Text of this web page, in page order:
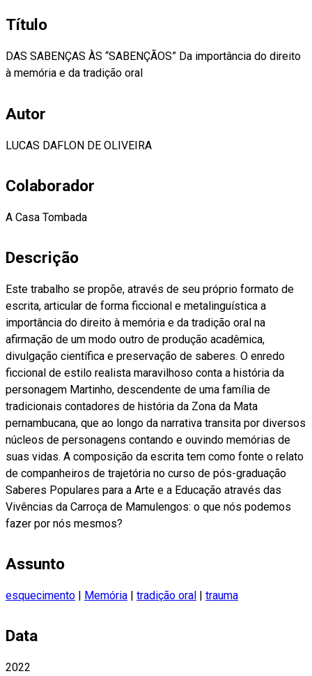
Título
DAS SABENÇAS ÀS “SABENÇÃOS” Da importância do direito
à memória e da tradição oral
Autor
LUCAS DAFLON DE OLIVEIRA
Colaborador
A Casa Tombada
Descrição
Este trabalho se propõe, através de seu próprio formato de
escrita, articular de forma ficcional e metalinguística a
importância do direito à memória e da tradição oral na
afirmação de um modo outro de produção acadêmica,
divulgação científica e preservação de saberes. O enredo
ficcional de estilo realista maravilhoso conta a história da
personagem Martinho, descendente de uma família de
tradicionais contadores de história da Zona da Mata
pernambucana, que ao longo da narrativa transita por diversos
núcleos de personagens contando e ouvindo memórias de
suas vidas. A composição da escrita tem como fonte o relato
de companheiros de trajetória no curso de pós-graduação
Saberes Populares para a Arte e a Educação através das
Vivências da Carroça de Mamulengos: o que nós podemos
fazer por nós mesmos?
Assunto
esquecimento Memória tradição oral trauma
Data
2022